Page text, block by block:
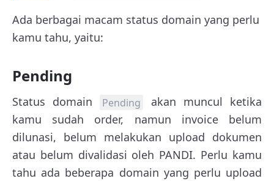
Ada berbagai macam status domain yang perlu
kamu tahu, yaitu:
Pending
Status domain Pending
akan muncul ketika
kamu sudah order, namun invoice belum
dilunasi, belum melakukan upload dokumen
atau belum divalidasi oleh PANDI. Perlu kamu
tahu ada beberapa domain yang perlu upload